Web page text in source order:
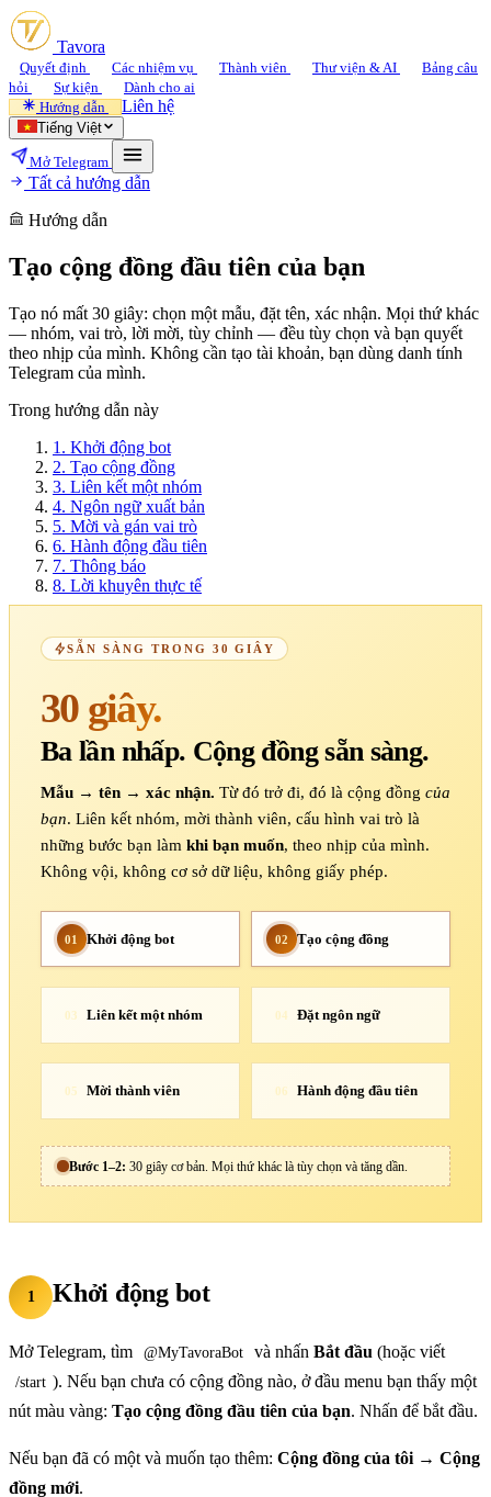
Tavora
Quyết định Các nhiệm vụ Thành viên Thư viện & AI
Bảng câu
hỏi
Sự kiện
Dành cho ai
Hướng dẫn
Liên hệ
Tiếng Việt
Mở Telegram
Tất cả hướng dẫn
Hướng dẫn
Tạo cộng đồng đầu tiên của bạn
Tạo nó mất 30 giây: chọn một mẫu, đặt tên, xác nhận. Mọi thứ khác
— nhóm, vai trò, lời mời, tùy chỉnh — đều tùy chọn và bạn quyết
theo nhịp của mình. Không cần tạo tài khoản, bạn dùng danh tính
Telegram của mình.
Trong hướng dẫn này
1. Khởi động bot
2. Tạo cộng đồng
3. Liên kết một nhóm
4. Ngôn ngữ xuất bản
5. Mời và gán vai trò
6. Hành động đầu tiên
7. Thông báo
8. Lời khuyên thực tế
SẴN SÀNG TRONG 30 GIÂY
30 giây.
Ba lần nhấp. Cộng đồng sẵn sàng.
Mẫu → tên → xác nhận. Từ đó trở đi, đó là cộng đồng của
bạn. Liên kết nhóm, mời thành viên, cấu hình vai trò là
những bước bạn làm khi bạn muốn, theo nhịp của mình.
Không vội, không cơ sở dữ liệu, không giấy phép.
01 Khởi động bot 02 Tạo cộng đồng
03 Liên kết một nhóm 04 Đặt ngôn ngữ
05 Mời thành viên 06 Hành động đầu tiên
Bước 1–2: 30 giây cơ bản. Mọi thứ khác là tùy chọn và tăng dần.
1 Khởi động bot
Mở Telegram, tìm @MyTavoraBot và nhấn Bắt đầu (hoặc viết
/start ). Nếu bạn chưa có cộng đồng nào, ở đầu menu bạn thấy một
nút màu vàng: Tạo cộng đồng đầu tiên của bạn. Nhấn để bắt đầu.
Nếu bạn đã có một và muốn tạo thêm: Cộng đồng của tôi → Cộng
đồng mới.